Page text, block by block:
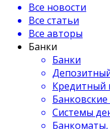
Все новости
Все статьи
Все авторы
Банки
Банки
Кредитный
Системы